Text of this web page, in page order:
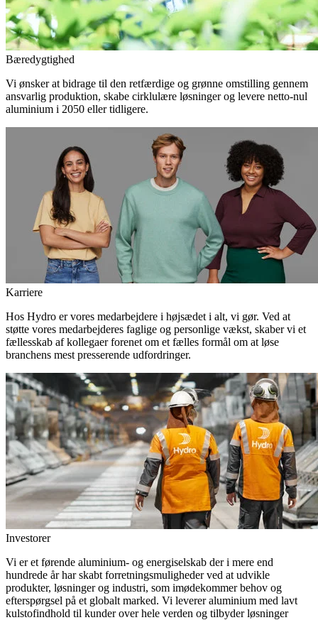
Bæredygtighed
Vi ønsker at bidrage til den retfærdige og grønne omstilling gennem
ansvarlig produktion, skabe cirklulære løsninger og levere netto-nul
aluminium i 2050 eller tidligere.
Karriere
Hos Hydro er vores medarbejdere i højsædet i alt, vi gør. Ved at
støtte vores medarbejderes faglige og personlige vækst, skaber vi et
fællesskab af kollegaer forenet om et fælles formål om at løse
branchens mest presserende udfordringer.
Investorer
Vi er et førende aluminium- og energiselskab der i mere end
hundrede år har skabt forretningsmuligheder ved at udvikle
produkter, løsninger og industri, som imødekommer behov og
efterspørgsel på et globalt marked. Vi leverer aluminium med lavt
kulstofindhold til kunder over hele verden og tilbyder løsninger